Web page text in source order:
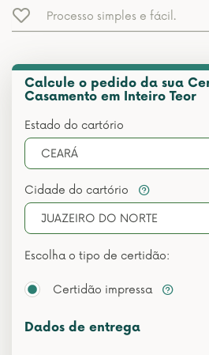
Processo simples e fácil.
Calcule o pedido da sua
Casamento em Inteiro Teor
Estado do cartório
CEARÁ
Cidade do cartório
JUAZEIRO DO NORTE
Escolha o tipo de certidão:
Certidão impressa
Dados de entrega